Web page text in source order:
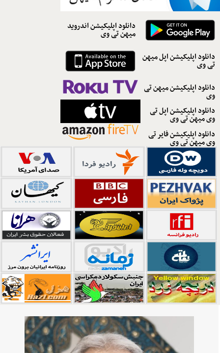
دانلود اپلیکیشن اندروید
میهن تی وی
دانلود اپلیکیشن اپل میهن
تی وی
دانلود اپلیکیشن میهن تی
وی
دانلود اپلیکیشن اپل تی
وی میهن تی وی
دانلود اپلیکیشن فایر تی
وی میهن تی وی